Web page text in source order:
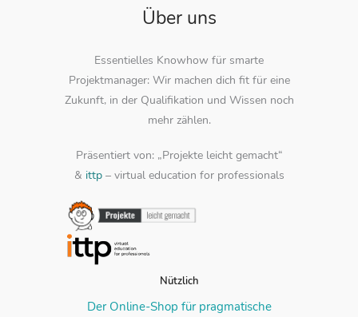
Über uns
Essentielles Knowhow für smarte
Projektmanager: Wir machen dich fit für eine
Zukunft, in der Qualifikation und Wissen noch
mehr zählen.
Präsentiert von: „Projekte leicht gemacht“
& ittp– virtual education for professionals
Nützlich
Der Online-Shop für pragmatische